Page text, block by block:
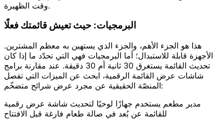
وقت الظهيرة.
البرمجيات: حيث تعيش قائمتك فعلًا
هذا هو الجزء الأهم، والجزء الذي يستهين به معظم المشترين.
الأجهزة قابلة للاستبدال؛ أما البرمجيات فهي التي تحدّد ما إذا كان
تحديث القائمة يستغرق 30 ثانية أم 30 دقيقة. عند مقارنة برامج
شاشات عرض القائمة الرقمية، ابحث عن الميزات التي تفصل
المنصّة الحقيقية عن مجرد عرض شرائح متضخّم:
مدير مطعم يستخدم جهازًا لوحيًا لتحديث شاشة عرض رقمية
للقائمة عن بُعد في صالة طعام فارغة قبل الافتتاح